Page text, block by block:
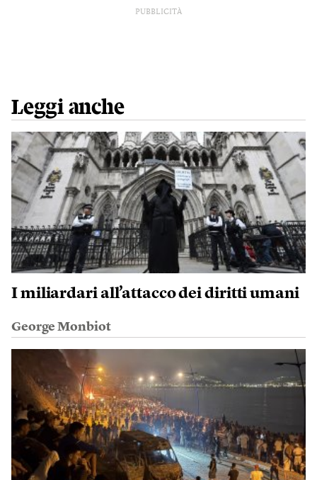
PUBBLICITÀ
Leggi anche
I miliardari all’attacco dei diritti umani
George Monbiot